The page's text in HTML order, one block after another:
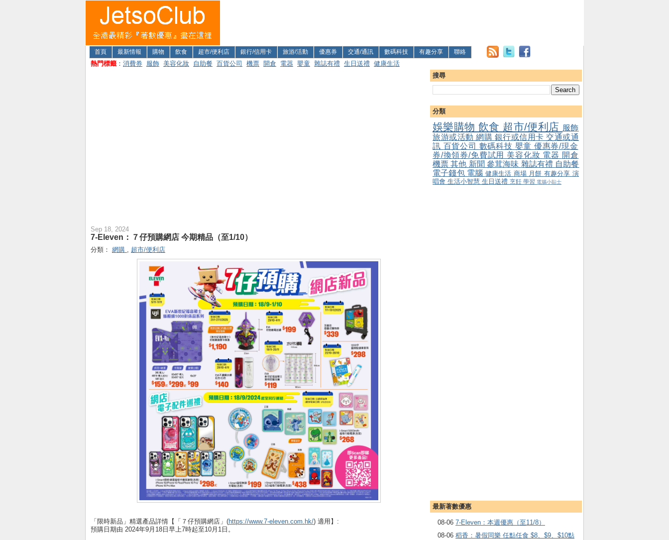
首頁 最新情報 購物 飲食 超市/便利店 銀行/信用卡 旅游/活動 優惠券 交通/通訊 數碼科技 有趣分享 聯絡
熱門標籤 ： 消費券 服飾 美容化妝 自助餐 百貨公司 機票 開倉 電器 嬰童 雜誌有禮 生日送禮 健康生活
搜尋
分類
娛樂購物 飲食 超市/便利店 服飾
旅游或活動 網購 銀行或信用卡 交通或通
訊 百貨公司 數碼科技 嬰童 優惠券/現金
券/換領券/免費試用 美容化妝 電器 開倉
機票其他 新聞參茸海味 雜誌有禮 自助餐
電子錢包 電腦 健康生活 商場 月餅 有趣分享 演
唱會 生活小智慧 生日送禮 烹飪 學習 電腦小貼士
最新著數優惠
08-06 7-Eleven：本週優惠（至11/8）
08-06 稻香：暑假同樂 任點任食 $8、$9、$10點
Sep 18, 2024
7-Eleven：７仔預購網店 今期精品（至1/10）
分類： 網購 , 超市/便利店
「限時新品」精選產品詳情【「７仔預購網店」(https://www.7-eleven.com.hk/) 適用】:
預購日期由 2024年9月18日早上7時起至10月1日。